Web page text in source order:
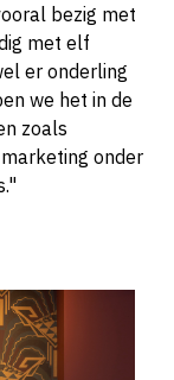
bezig met
met elf
er onderling
we het in de
zoals
onder